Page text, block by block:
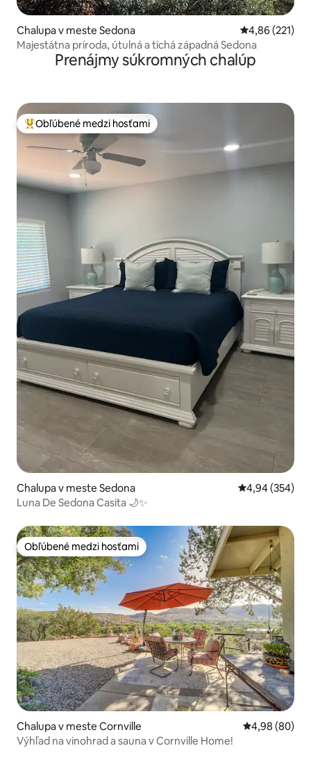
Chalupa v meste Sedona Priemerné
4,86 (221)
Majestátna príroda, útulná a tichá západná Sedona
Prenájmy súkromných chalúp
Najobľúbenejšie medzi hosťami
Obľúbené medzi hosťami
Chalupa v meste Sedona Priemerné
4,94 (354)
Luna De Sedona Casita 🌙✨
Obľúbené medzi hosťami
Obľúbené medzi hosťami
Chalupa v meste Cornville Priemerné
4,98 (80)
Výhľad na vinohrad a sauna v Cornville Home!